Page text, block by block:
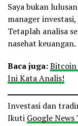
Saya bukan
manager
Tetaplah analisa
nasehat keuangan.
Baca juga:Bitcoin
Ini Kata Analis!
Investasi dan
Ikuti Google News